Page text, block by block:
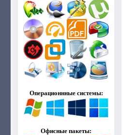
Операционнные системы:
Офисные пакеты: